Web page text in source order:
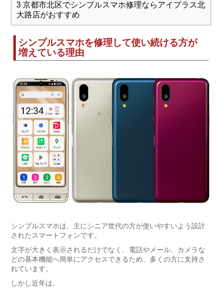
3京都市北区でシンプルスマホ修理ならアイプラス北
大路店がおすすめ
シンプルスマホを修理して使い続ける方が
増えている理由
シンプルスマホは、主にシニア世代の方が使いやすいよう設計
されたスマートフォンです。
文字が大きく表示されるだけでなく、電話やメール、カメラな
どの基本機能へ簡単にアクセスできるため、多くの方に支持さ
れています。
しかし近年は、